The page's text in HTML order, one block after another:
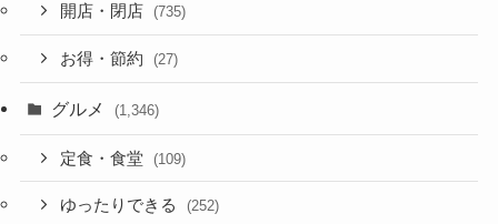
開店・閉店 (735)
お得・節約 (27)
グルメ (1,346)
定食・食堂 (109)
ゆったりできる (252)